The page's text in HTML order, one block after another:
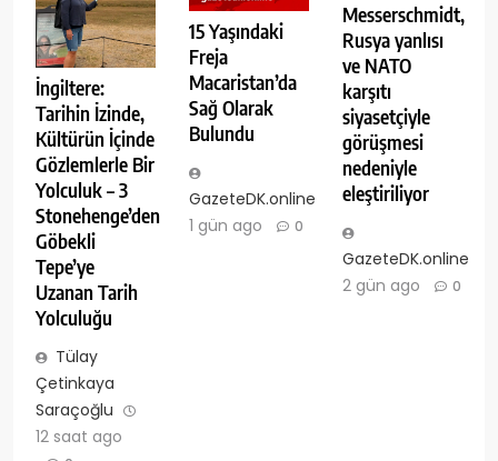
İngiltere:
Tarihin İzinde,
Kültürün İçinde
Gözlemlerle Bir
Yolculuk – 3
Stonehenge’den
Göbekli
Tepe’ye
Uzanan Tarih
Yolculuğu
Tülay
Çetinkaya
Saraçoğlu
12 saat ago
15 Yaşındaki
Freja
Macaristan’da
Sağ Olarak
Bulundu
GazeteDK.online
1 gün ago
0
Messerschmidt,
Rusya yanlısı
ve NATO
karşıtı
siyasetçiyle
görüşmesi
nedeniyle
eleştiriliyor
GazeteDK.online
2 gün ago
0